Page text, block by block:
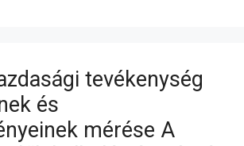
tevékenység
és
mérése A